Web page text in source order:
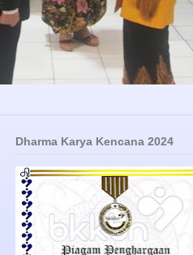
Dharma Karya Kencana 2024